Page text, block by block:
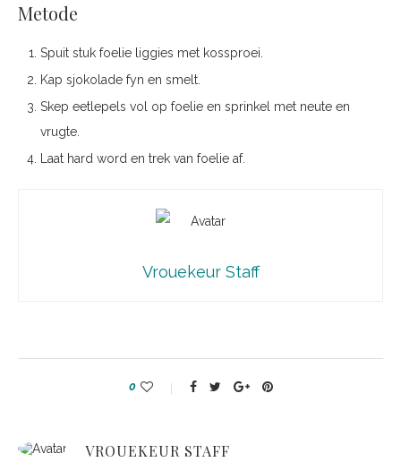
Metode
Spuit stuk foelie liggies met kossproei.
Kap sjokolade fyn en smelt.
Skep eetlepels vol op foelie en sprinkel met neute en
vrugte.
Laat hard word en trek van foelie af.
Vrouekeur Staff
0
VROUEKEUR STAFF